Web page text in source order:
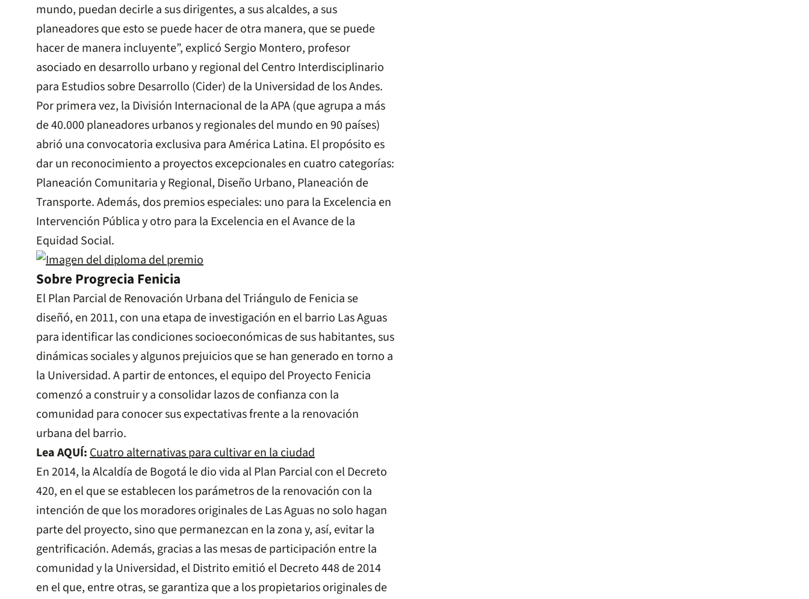
mundo, puedan decirle a sus dirigentes, a sus alcaldes, a sus
planeadores que esto se puede hacer de otra manera, que se puede
hacer de manera incluyente”, explicó Sergio Montero, profesor
asociado en desarrollo urbano y regional del Centro Interdisciplinario
para Estudios sobre Desarrollo (Cider) de la Universidad de los Andes.
Por primera vez, la División Internacional de la APA (que agrupa a más
de 40.000 planeadores urbanos y regionales del mundo en 90 países)
abrió una convocatoria exclusiva para América Latina. El propósito es
dar un reconocimiento a proyectos excepcionales en cuatro categorías:
Planeación Comunitaria y Regional, Diseño Urbano, Planeación de
Transporte. Además, dos premios especiales: uno para la Excelencia en
Intervención Pública y otro para la Excelencia en el Avance de la
Equidad Social.
Sobre Progrecia Fenicia
El Plan Parcial de Renovación Urbana del Triángulo de Fenicia se
diseñó, en 2011, con una etapa de investigación en el barrio Las Aguas
para identificar las condiciones socioeconómicas de sus habitantes, sus
dinámicas sociales y algunos prejuicios que se han generado en torno a
la Universidad. A partir de entonces, el equipo del Proyecto Fenicia
comenzó a construir y a consolidar lazos de confianza con la
comunidad para conocer sus expectativas frente a la renovación
urbana del barrio.
Lea AQUÍ:Cuatro alternativas para cultivar en la ciudad
En 2014, la Alcaldía de Bogotá le dio vida al Plan Parcial con el Decreto
420, en el que se establecen los parámetros de la renovación con la
intención de que los moradores originales de Las Aguas no solo hagan
parte del proyecto, sino que permanezcan en la zona y, así, evitar la
gentrificación. Además, gracias a las mesas de participación entre la
comunidad y la Universidad, el Distrito emitió el Decreto 448 de 2014
en el que, entre otras, se garantiza que a los propietarios originales de